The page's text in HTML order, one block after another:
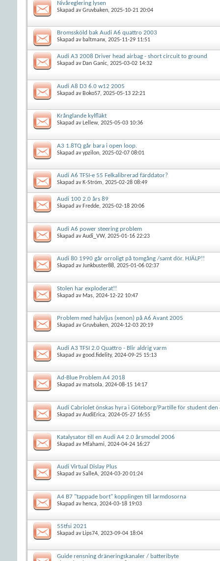
Nivåreglering lysen
Skapad avGruvbaken, 2025-10-21 20:04
Bromssköld bak Audi A6 quattro 2003
Skapad av baltmanx, 2025-11-29 11:51
Audi A3 2008 Driver head airbag - short circuit to ground
Skapad av Dan Ganic, 2025-03-02 14:32
Audi A8 D3 6.0 w12 2005
Skapad av Boko57, 2025-05-13 22:21
Krånglande kylfläkt
Skapad av Lellew, 2025-05-03 10:36
A3 1.8TQ går bara i open loop.
Skapad avypzilon, 2025-02-07 08:01
Audi A6 TFSI-e 55 Felkalibrerad färddator?
Skapad av K-Ström, 2025-02-28 08:49
Audi 100 2.0 års 89
Skapad av Fredde, 2025-02-18 20:06
Audi A6 power steering problem
Skapad avAudi_VW, 2025-01-16 22:23
Audi 80 1990 går orroligt på tomgång /samt dör. HJÄLP!!
Skapad avJunkbuster88, 2025-01-06 02:37
Stolen har exploderat!!
Skapad av Mas, 2024-12-22 10:47
Problem med halvljus (xenon) på A6 Avant 2005
Skapad avGruvbaken, 2024-12-03 20:19
Audi A3 TFSI 2.0 Quattro - Blir aldrig varm
Skapad avgood.fidelity, 2024-09-25 15:13
Ad-Blue Problem A4 2018
Skapad avmatsola, 2024-08-15 14:17
Audi Cabriolet önskas hyra i Göteborg/Partille för student den
Skapad avAudiErica, 2024-05-27 16:55
Katalysator till en Audi A4 2.0 årsmodel 2006
Skapad av Mfahami, 2024-04-24 16:27
Audi Virtual Dislay Plus
Skapad avSalleA, 2024-03-20 01:24
A4 B7 "tappade bort" kopplingen till larmdosorna
Skapad av henca, 2024-03-18 19:03
55tfsi 2021
Skapad av Lips74, 2023-09-04 18:04
Guide rensning dräneringskanaler / batteribyte